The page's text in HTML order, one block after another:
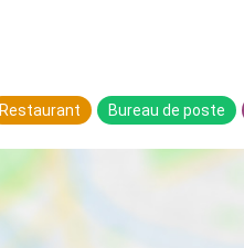
Restaurant Bureau de poste